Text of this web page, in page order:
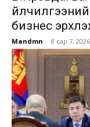
бизнес
Mandmn - 8 сар 7, 2026